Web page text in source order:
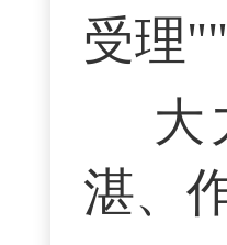
受理
大
湛、